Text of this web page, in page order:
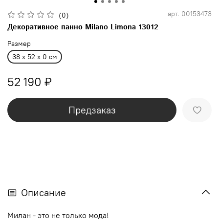
(0) арт. 00153473
Декоративное панно Milano Limona 13012
Размер
38 x 52 x 0 см
52 190 ₽
Предзаказ
Описание
Милан - это не только мода!